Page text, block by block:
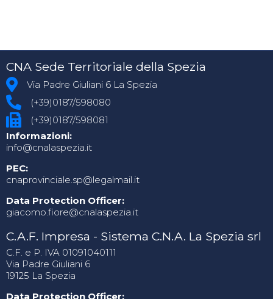
CNA Sede Territoriale della Spezia
Via Padre Giuliani 6 La Spezia
(+39)0187/598080
(+39)0187/598081
Informazioni:
info@cnalaspezia.it
PEC:
cnaprovinciale.sp@legalmail.it
Data Protection Officer:
giacomo.fiore@cnalaspezia.it
C.A.F. Impresa - Sistema C.N.A. La Spezia srl
C.F. e P. IVA 01091040111
Via Padre Giuliani 6
19125 La Spezia
Data Protection Officer: